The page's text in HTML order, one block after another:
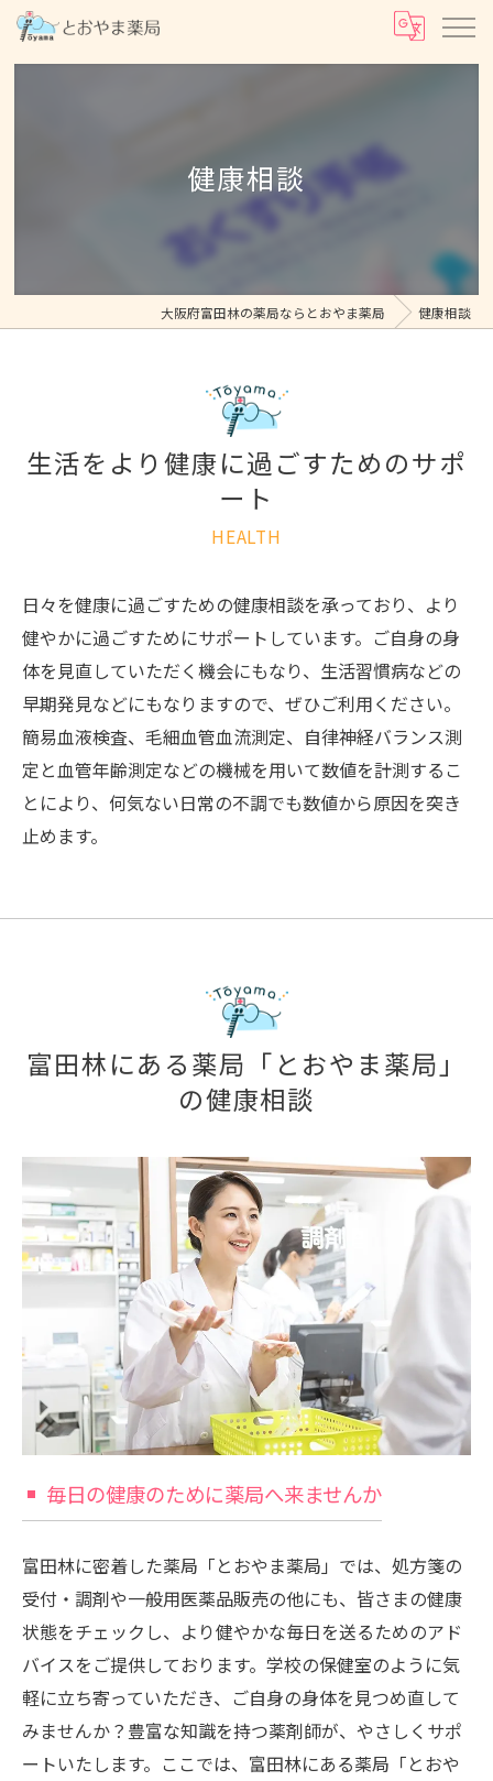
健康相談
大阪府富田林の薬局ならとおやま薬局 健康相談
生活をより健康に過ごすためのサポ
ート
HEALTH
日々を健康に過ごすための健康相談を承っており、より
健やかに過ごすためにサポートしています。ご自身の身
体を見直していただく機会にもなり、生活習慣病などの
早期発見などにもなりますので、ぜひご利用ください。
簡易血液検査、毛細血管血流測定、自律神経バランス測
定と血管年齢測定などの機械を用いて数値を計測するこ
とにより、何気ない日常の不調でも数値から原因を突き
止めます。
富田林にある薬局「とおやま薬局」
の健康相談
毎日の健康のために薬局へ来ませんか
富田林に密着した薬局「とおやま薬局」では、処方箋の
受付・調剤や一般用医薬品販売の他にも、皆さまの健康
状態をチェックし、より健やかな毎日を送るためのアド
バイスをご提供しております。学校の保健室のように気
軽に立ち寄っていただき、ご自身の身体を見つめ直して
みませんか？豊富な知識を持つ薬剤師が、やさしくサポ
ートいたします。ここでは、富田林にある薬局「とおや